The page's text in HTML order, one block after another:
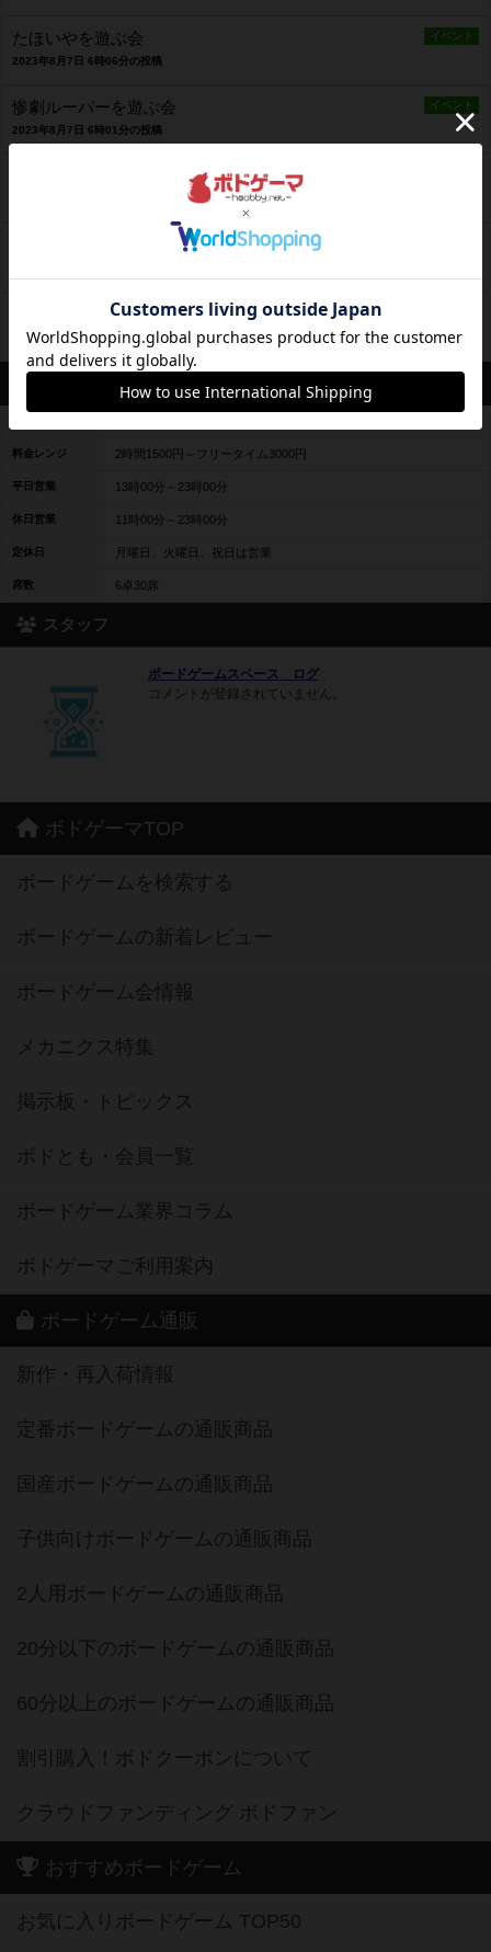
イベント
たほいやを遊ぶ会
2023年8月7日 6時06分の投稿
イベント
惨劇ルーパーを遊ぶ会
2023年8月7日 6時01分の投稿
チャレンジャーズを遊ぶ会
アクアスフィア/テオティワカン
2023年5月5日 23時12分の投稿
料金レンジ 2時間1500円～フリータイム3000円
平日営業 13時00分～23時00分
休日営業 11時00分～23時00分
定休日 月曜日、火曜日、祝日は営業
席数 6卓30席
スタッフ
ボードゲームスペース ログ
コメントが登録されていません。
ボドゲーマTOP
ボードゲームを検索する
ボードゲームの新着レビュー
ボードゲーム会情報
メカニクス特集
掲示板・トピックス
ボドとも・会員一覧
ボードゲーム業界コラム
ボドゲーマご利用案内
ボードゲーム通販
新作・再入荷情報
定番ボードゲームの通販商品
国産ボードゲームの通販商品
子供向けボードゲームの通販商品
2人用ボードゲームの通販商品
20分以下のボードゲームの通販商品
60分以上のボードゲームの通販商品
割引購入！ボドクーポンについて
クラウドファンディング ボドファン
おすすめボードゲーム
お気に入りボードゲーム TOP50